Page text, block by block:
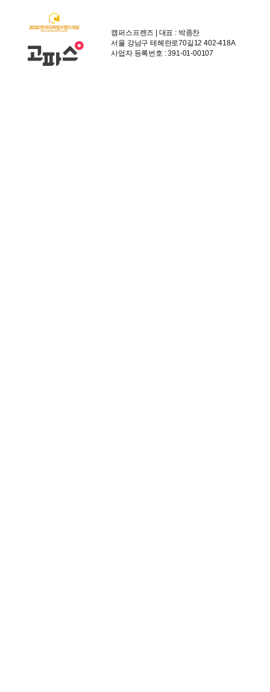
캠퍼스프렌즈 | 대표 : 박종찬
서울 강남구 테헤란로70길12 402-418A
사업자 등록번호 : 391-01-00107